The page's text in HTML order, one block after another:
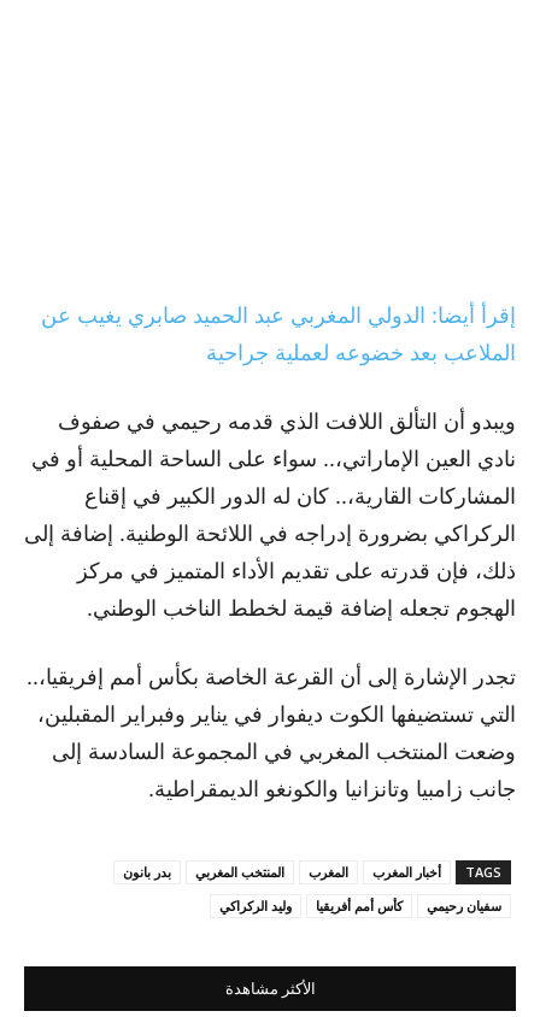
إقرأ أيضا: الدولي المغربي عبد الحميد صابري يغيب عن
الملاعب بعد خضوعه لعملية جراحية
ويبدو أن التألق اللافت الذي قدمه رحيمي في صفوف
نادي العين الإماراتي،.. سواء على الساحة المحلية أو في
المشاركات القارية،.. كان له الدور الكبير في إقناع
الركراكي بضرورة إدراجه في اللائحة الوطنية. إضافة إلى
ذلك، فإن قدرته على تقديم الأداء المتميز في مركز
الهجوم تجعله إضافة قيمة لخطط الناخب الوطني.
تجدر الإشارة إلى أن القرعة الخاصة بكأس أمم إفريقيا،..
التي تستضيفها الكوت ديفوار في يناير وفبراير المقبلين،
وضعت المنتخب المغربي في المجموعة السادسة إلى
جانب زامبيا وتانزانيا والكونغو الديمقراطية.
TAGS أخبار المغرب المغرب المنتخب المغربي
بدر بانون
سفيان رحيمي
كأس أمم أفريقيا وليد الركراكي
الأكثر مشاهدة